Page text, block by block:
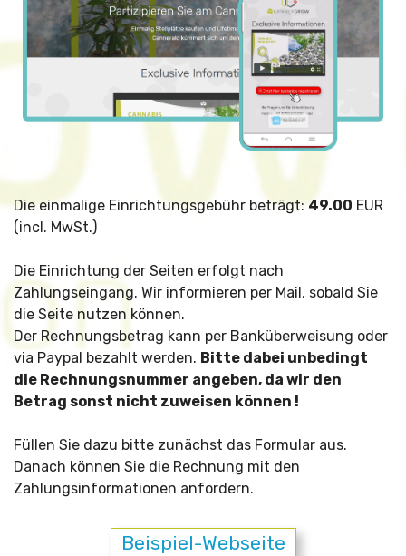
Die einmalige Einrichtungsgebühr beträgt:49.00 EUR
(incl. MwSt.)
Die Einrichtung der Seiten erfolgt nach
Zahlungseingang. Wir informieren per Mail, sobald Sie
die Seite nutzen können.
Der Rechnungsbetrag kann per Banküberweisung oder
via Paypal bezahlt werden. Bitte dabei unbedingt
die Rechnungsnummer angeben, da wir den
Betrag sonst nicht zuweisen können !
Füllen Sie dazu bitte zunächst das Formular aus.
Danach können Sie die Rechnung mit den
Zahlungsinformationen anfordern.
Beispiel-Webseite